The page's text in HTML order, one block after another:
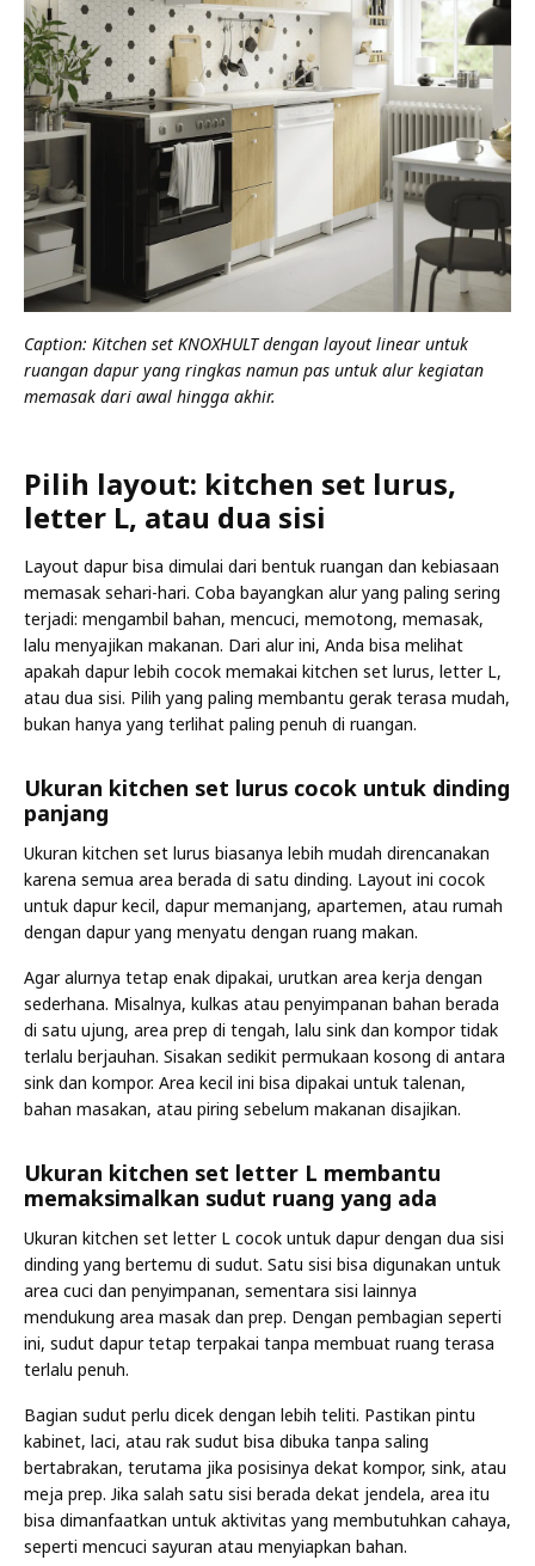
Caption: Kitchen set KNOXHULT dengan layout linear untuk
ruangan dapur yang ringkas namun pas untuk alur kegiatan
memasak dari awal hingga akhir.
Pilih layout: kitchen set lurus,
letter L, atau dua sisi
Layout dapur bisa dimulai dari bentuk ruangan dan kebiasaan
memasak sehari-hari. Coba bayangkan alur yang paling sering
terjadi: mengambil bahan, mencuci, memotong, memasak,
lalu menyajikan makanan. Dari alur ini, Anda bisa melihat
apakah dapur lebih cocok memakai kitchen set lurus, letter L,
atau dua sisi. Pilih yang paling membantu gerak terasa mudah,
bukan hanya yang terlihat paling penuh di ruangan.
Ukuran kitchen set lurus cocok untuk dinding
panjang
Ukuran kitchen set lurus biasanya lebih mudah direncanakan
karena semua area berada di satu dinding. Layout ini cocok
untuk dapur kecil, dapur memanjang, apartemen, atau rumah
dengan dapur yang menyatu dengan ruang makan.
Agar alurnya tetap enak dipakai, urutkan area kerja dengan
sederhana. Misalnya, kulkas atau penyimpanan bahan berada
di satu ujung, area prep di tengah, lalu sink dan kompor tidak
terlalu berjauhan. Sisakan sedikit permukaan kosong di antara
sink dan kompor. Area kecil ini bisa dipakai untuk talenan,
bahan masakan, atau piring sebelum makanan disajikan.
Ukuran kitchen set letter L membantu
memaksimalkan sudut ruang yang ada
Ukuran kitchen set letter L cocok untuk dapur dengan dua sisi
dinding yang bertemu di sudut. Satu sisi bisa digunakan untuk
area cuci dan penyimpanan, sementara sisi lainnya
mendukung area masak dan prep. Dengan pembagian seperti
ini, sudut dapur tetap terpakai tanpa membuat ruang terasa
terlalu penuh.
Bagian sudut perlu dicek dengan lebih teliti. Pastikan pintu
kabinet, laci, atau rak sudut bisa dibuka tanpa saling
bertabrakan, terutama jika posisinya dekat kompor, sink, atau
meja prep. Jika salah satu sisi berada dekat jendela, area itu
bisa dimanfaatkan untuk aktivitas yang membutuhkan cahaya,
seperti mencuci sayuran atau menyiapkan bahan.